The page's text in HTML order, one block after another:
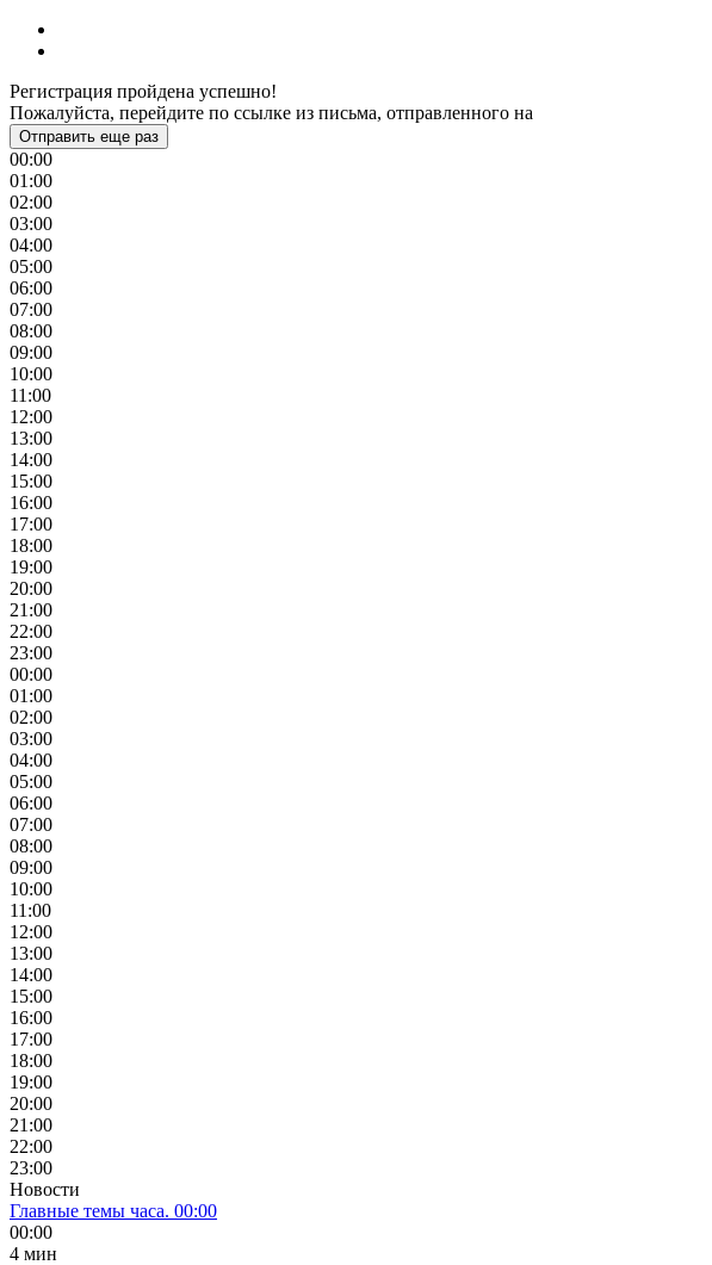
Регистрация пройдена успешно!
Пожалуйста, перейдите по ссылке из письма, отправленного на
Отправить еще раз
00:00
01:00
02:00
03:00
04:00
05:00
06:00
07:00
08:00
09:00
10:00
11:00
12:00
13:00
14:00
15:00
16:00
17:00
18:00
19:00
20:00
21:00
22:00
23:00
00:00
01:00
02:00
03:00
04:00
05:00
06:00
07:00
08:00
09:00
10:00
11:00
12:00
13:00
14:00
15:00
16:00
17:00
18:00
19:00
20:00
21:00
22:00
23:00
Новости
Главные темы часа. 00:00
00:00
4 мин